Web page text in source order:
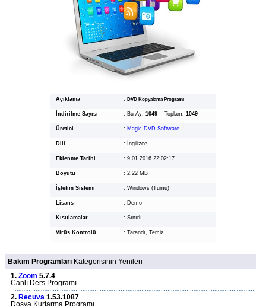
Açıklama : DVD Kopyalama Programı
İndirilme Sayısı : Bu Ay: 1049 Toplam: 1049
Üretici : Magic DVD Software
Dili : İngilizce
Eklenme Tarihi : 9.01.2016 22:02:17
Boyutu : 2.22 MB
İşletim Sistemi : Windows (Tümü)
Lisans : Demo
Kısıtlamalar : Sınırlı
Virüs Kontrolü : Tarandı, Temiz.
Bakım Programları Kategorisinin Yenileri
1. Zoom 5.7.4
Canlı Ders Programı
2. Recuva 1.53.1087
Dosya Kurtarma Programı